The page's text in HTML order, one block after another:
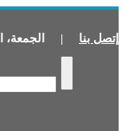
إتصل بنا | الجمعة،